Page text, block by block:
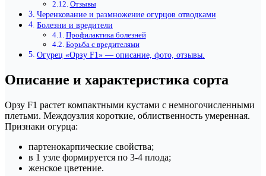
Отзывы
Черенкование и размножение огурцов отводками
Болезни и вредители
Профилактика болезней
Борьба с вредителями
Огурец «Орзу F1» — описание, фото, отзывы.
Описание и характеристика сорта
Орзу F1 растет компактными кустами с немногочисленными
плетьми. Междоузлия короткие, облиственность умеренная.
Признаки огурца:
партенокарпические свойства;
в 1 узле формируется по 3-4 плода;
женское цветение.